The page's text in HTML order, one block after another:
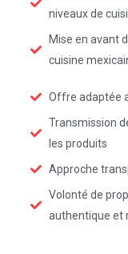
niveaux de
Mise en avant
cuisine
Offre adaptée
Transmission
les produits
Approche
Volonté de
authentique et